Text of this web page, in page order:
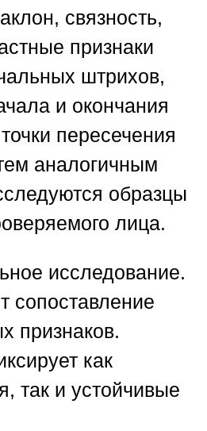
связность,
признаки
штрихов,
и окончания
пересечения
аналогичным
образцы
лица.
исследование.
сопоставление
признаков.
как
так и устойчивые